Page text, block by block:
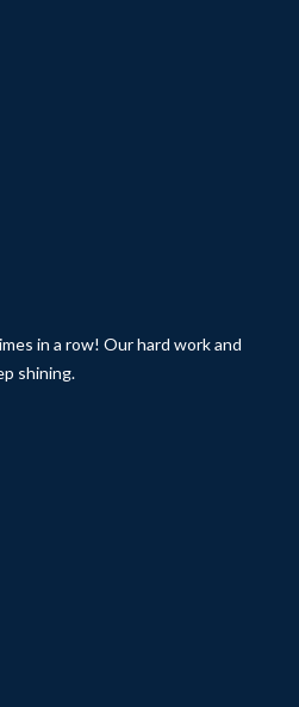
in a row! Our hard work and
shining.